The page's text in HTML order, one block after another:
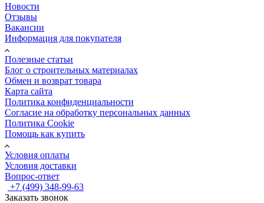
Новости
Отзывы
Вакансии
Информация для покупателя
Полезные статьи
Блог о строительных материалах
Обмен и возврат товара
Карта сайта
Политика конфиденциальности
Согласие на обработку персональных данных
Политика Cookie
Помощь как купить
Условия оплаты
Условия доставки
Вопрос-ответ
+7 (499) 348-99-63
Заказать звонок